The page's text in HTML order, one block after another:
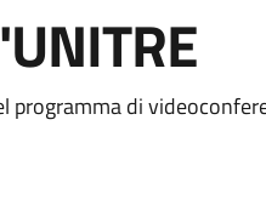
programma di